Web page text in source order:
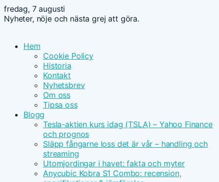
fredag, 7 augusti
Nyheter, nöje och nästa grej att göra.
Hem
Cookie Policy
Historia
Kontakt
Nyhetsbrev
Om oss
Tipsa oss
Blogg
Tesla-aktien kurs idag (TSLA) – Yahoo Finance
och prognos
Släpp fångarne loss det är vår – handling och
streaming
Utomjordingar i havet: fakta och myter
Anycubic Kobra S1 Combo: recension,